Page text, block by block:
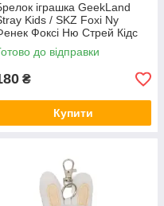
іграшка GeekLand
Kids / SKZ Foxi Ny
Фоксі Ню Стрей Кідс
см G SKZ FN07
до відправки
₴
Купити